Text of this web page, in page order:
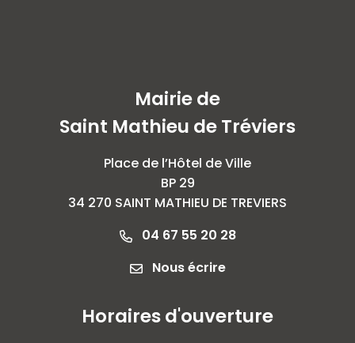
Mairie de
Saint Mathieu de Tréviers
Place de l’Hôtel de Ville
BP 29
34 270 SAINT MATHIEU DE TREVIERS
04 67 55 20 28
Nous écrire
Horaires d'ouverture